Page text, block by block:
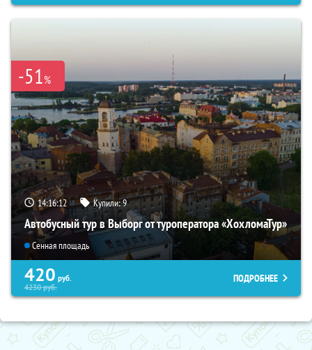
-51%
14:16:11 Купили:9
Автобусный тур в Выборг от туроператора «ХохломаТур»
Сенная площадь
420 руб.
4230руб.
ПОДРОБНЕЕ